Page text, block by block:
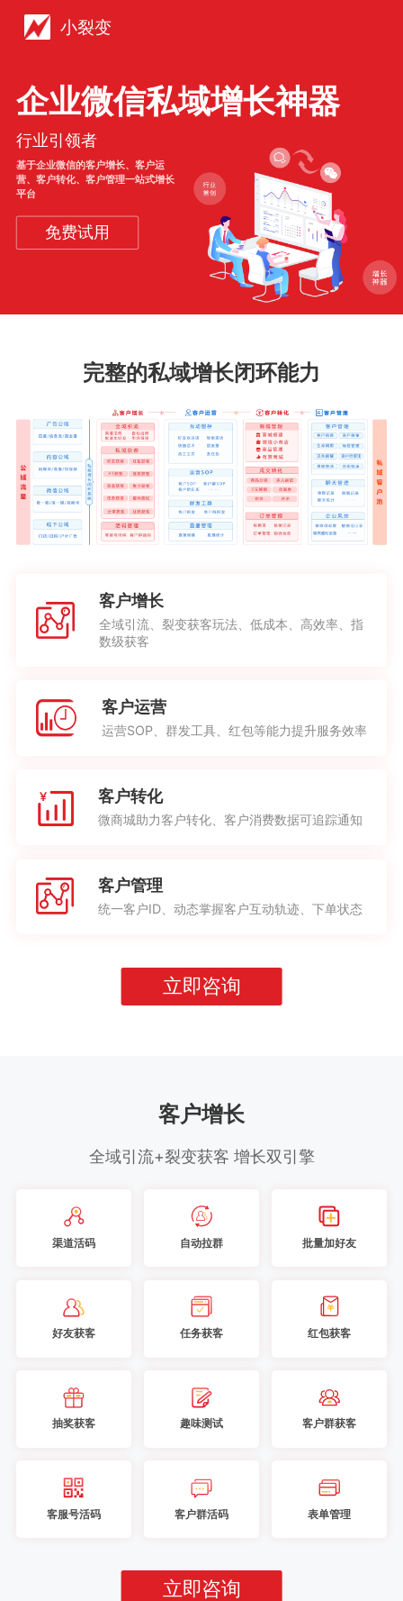
小裂变
企业微信私域增长神器
行业引领者
基于企业微信的客户增长、客户运
营、客户转化、客户管理一站式增长
平台
免费试用
完整的私域增长闭环能力
客户增长
全域引流、裂变获客玩法、低成本、高效率、指
数级获客
客户运营
运营SOP、群发工具、红包等能力提升服务效率
客户转化
微商城助力客户转化、客户消费数据可追踪通知
客户管理
统一客户ID、动态掌握客户互动轨迹、下单状态
立即咨询
客户增长
全域引流+裂变获客 增长双引擎
渠道活码 自动拉群 批量加好友
好友获客 任务获客 红包获客
抽奖获客 趣味测试 客户群获客
客服号活码 客户群活码 表单管理
立即咨询